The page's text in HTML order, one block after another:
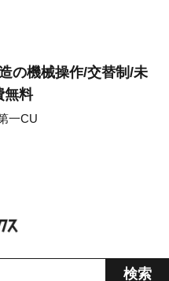
の機械操作/交替制/未
無料
一CU